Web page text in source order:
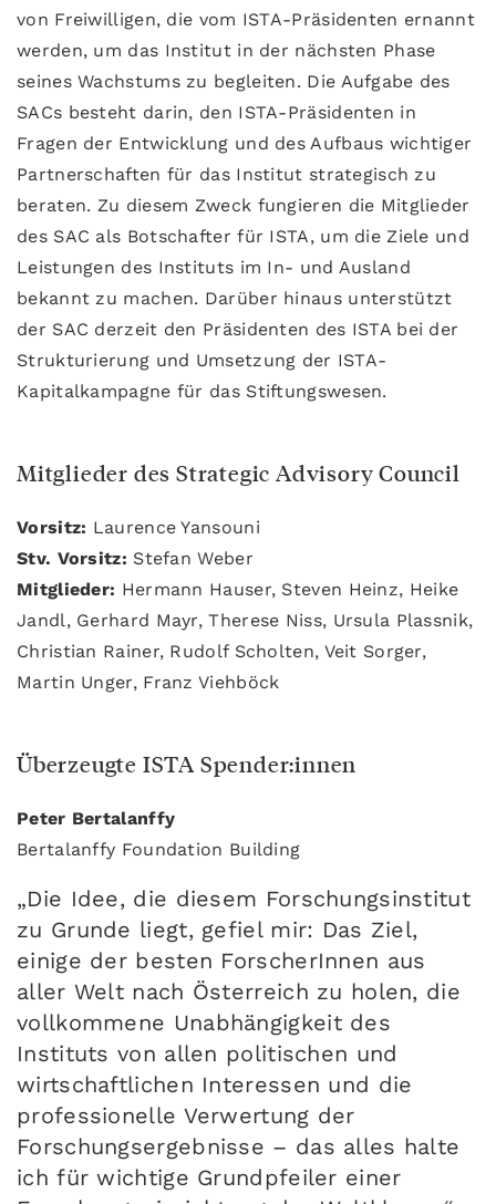
von Freiwilligen, die vom ISTA-Präsidenten ernannt
werden, um das Institut in der nächsten Phase
seines Wachstums zu begleiten. Die Aufgabe des
SACs besteht darin, den ISTA-Präsidenten in
Fragen der Entwicklung und des Aufbaus wichtiger
Partnerschaften für das Institut strategisch zu
beraten. Zu diesem Zweck fungieren die Mitglieder
des SAC als Botschafter für ISTA, um die Ziele und
Leistungen des Instituts im In- und Ausland
bekannt zu machen. Darüber hinaus unterstützt
der SAC derzeit den Präsidenten des ISTA bei der
Strukturierung und Umsetzung der ISTA-
Kapitalkampagne für das Stiftungswesen.
Mitglieder des Strategic Advisory Council
Vorsitz: Laurence Yansouni
Stv. Vorsitz: Stefan Weber
Mitglieder: Hermann Hauser, Steven Heinz, Heike
Jandl, Gerhard Mayr, Therese Niss, Ursula Plassnik,
Christian Rainer, Rudolf Scholten, Veit Sorger,
Martin Unger, Franz Viehböck
Überzeugte ISTA Spender:innen
Peter Bertalanffy
Bertalanffy Foundation Building
„Die Idee, die diesem Forschungsinstitut
zu Grunde liegt, gefiel mir: Das Ziel,
einige der besten ForscherInnen aus
aller Welt nach Österreich zu holen, die
vollkommene Unabhängigkeit des
Instituts von allen politischen und
wirtschaftlichen Interessen und die
professionelle Verwertung der
Forschungsergebnisse – das alles halte
ich für wichtige Grundpfeiler einer